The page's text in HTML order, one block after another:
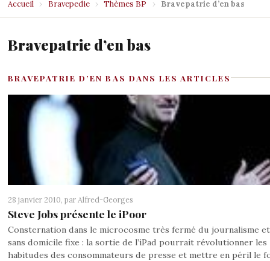
Accueil › Bravepedie › Thèmes BP › Bravepatrie d’en bas
Bravepatrie d’en bas
BRAVEPATRIE D’EN BAS DANS LES ARTICLES
28 janvier 2010, par Alfred-Georges
Steve Jobs présente le iPoor
Consternation dans le microcosme très fermé du journalisme
sans domicile fixe : la sortie de l’iPad pourrait révolutionner les
habitudes des consommateurs de presse et mettre en péril le